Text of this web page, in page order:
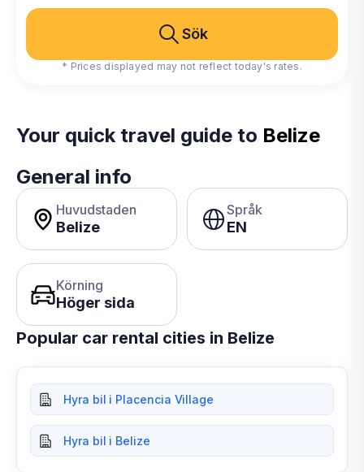
Sök
* Prices displayed may not reflect today's rates.
Your quick travel guide to Belize
General info
Huvudstaden
Belize
Språk
EN
Körning
Höger sida
Popular car rental cities in Belize
Hyra bil i Placencia Village
Hyra bil i Belize